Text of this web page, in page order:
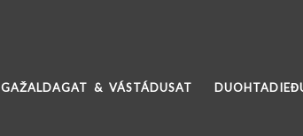
GAŽALDAGAT & VÁSTÁDUSAT